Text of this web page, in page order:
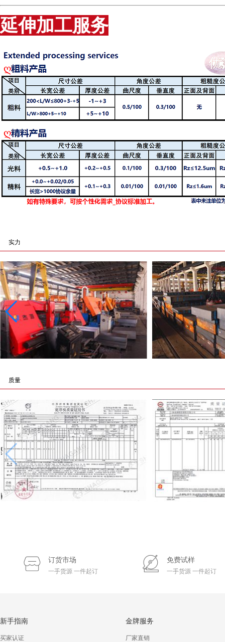
延伸加工服务
实力
质量
订货市场
一手货源 一件起订
免费试样
一手货源 一件起订
新手指南
买家认证
金牌服务
厂家直销